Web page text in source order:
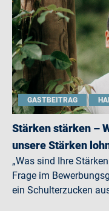
GASTBEITRAG
Stärken stärken –
unsere Stärken
„Was sind Ihre
Frage im
ein Schulterzucken